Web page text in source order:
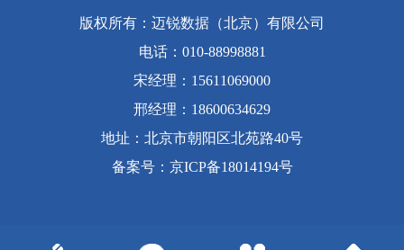
版权所有：迈锐数据（北京）有限公司
电话：010-88998881
宋经理：15611069000
邢经理：18600634629
地址：北京市朝阳区北苑路40号
备案号： 京ICP备18014194号